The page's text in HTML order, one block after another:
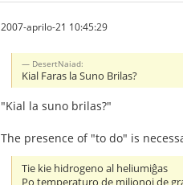
2007-aprilo-21 10:45:29
DesertNaiad:
Kial Faras la Suno Brilas?
"Kial la suno brilas?"
The presence of "to do" is
Tie kie hidrogeno al heliumiĝas
Po temperaturo de milionoj de